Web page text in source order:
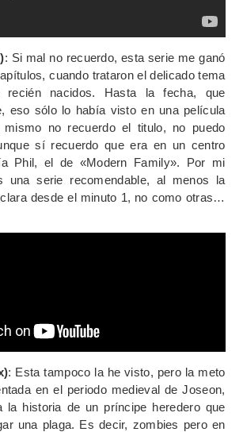
: Si mal no recuerdo, esta serie me ganó
cuando trataron el delicado tema
recién nacidos. Hasta la fecha, que
eso sólo lo había visto en una película
no recuerdo el titulo, no puedo
sí recuerdo que era en un centro
Phil, el de «Modern Family». Por mi
una serie recomendable, al menos la
desde el minuto 1, no como otras…
: Esta tampoco la he visto, pero la meto
en el periodo medieval de Joseon,
la historia de un príncipe heredero que
una plaga. Es decir, zombies pero en